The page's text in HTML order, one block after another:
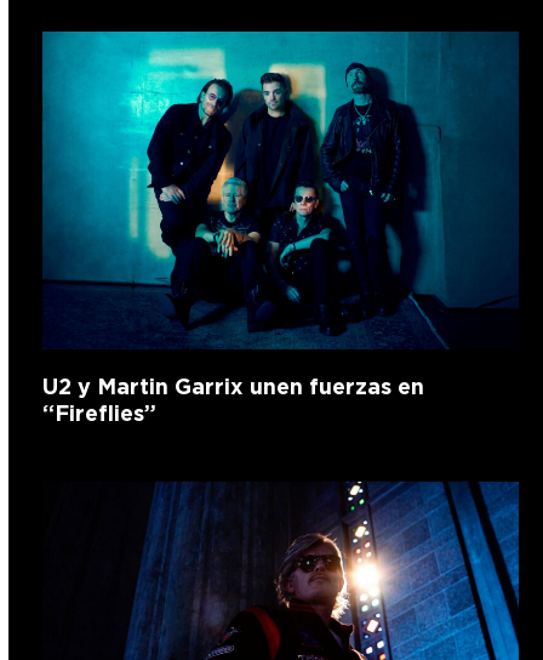
U2 y Martin Garrix unen fuerzas en
“Fireflies”